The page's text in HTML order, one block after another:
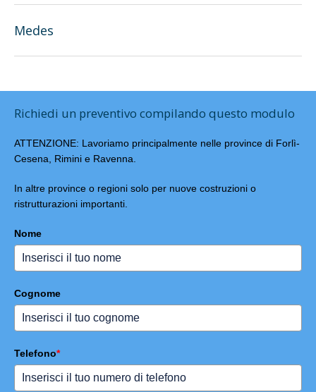
Medes
Richiedi un preventivo compilando questo modulo
ATTENZIONE: Lavoriamo principalmente nelle province di Forlì-
Cesena, Rimini e Ravenna.
In altre province o regioni solo per nuove costruzioni o
ristrutturazioni importanti.
Nome
Cognome
Telefono*